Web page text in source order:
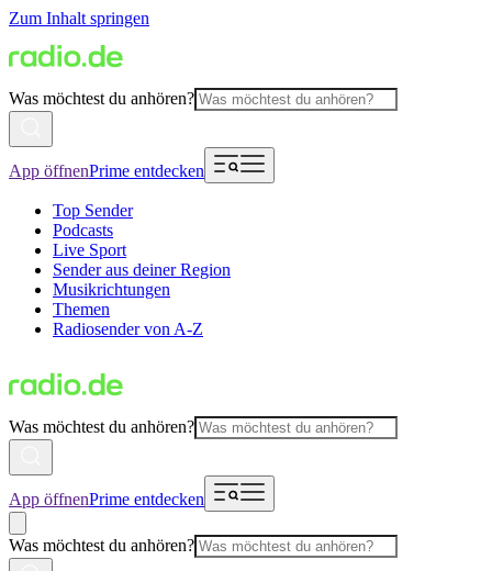
Zum Inhalt springen
Was möchtest du anhören?
App öffnenPrime entdecken
Top Sender
Podcasts
Live Sport
Sender aus deiner Region
Musikrichtungen
Themen
Radiosender von A-Z
Was möchtest du anhören?
App öffnenPrime entdecken
Was möchtest du anhören?